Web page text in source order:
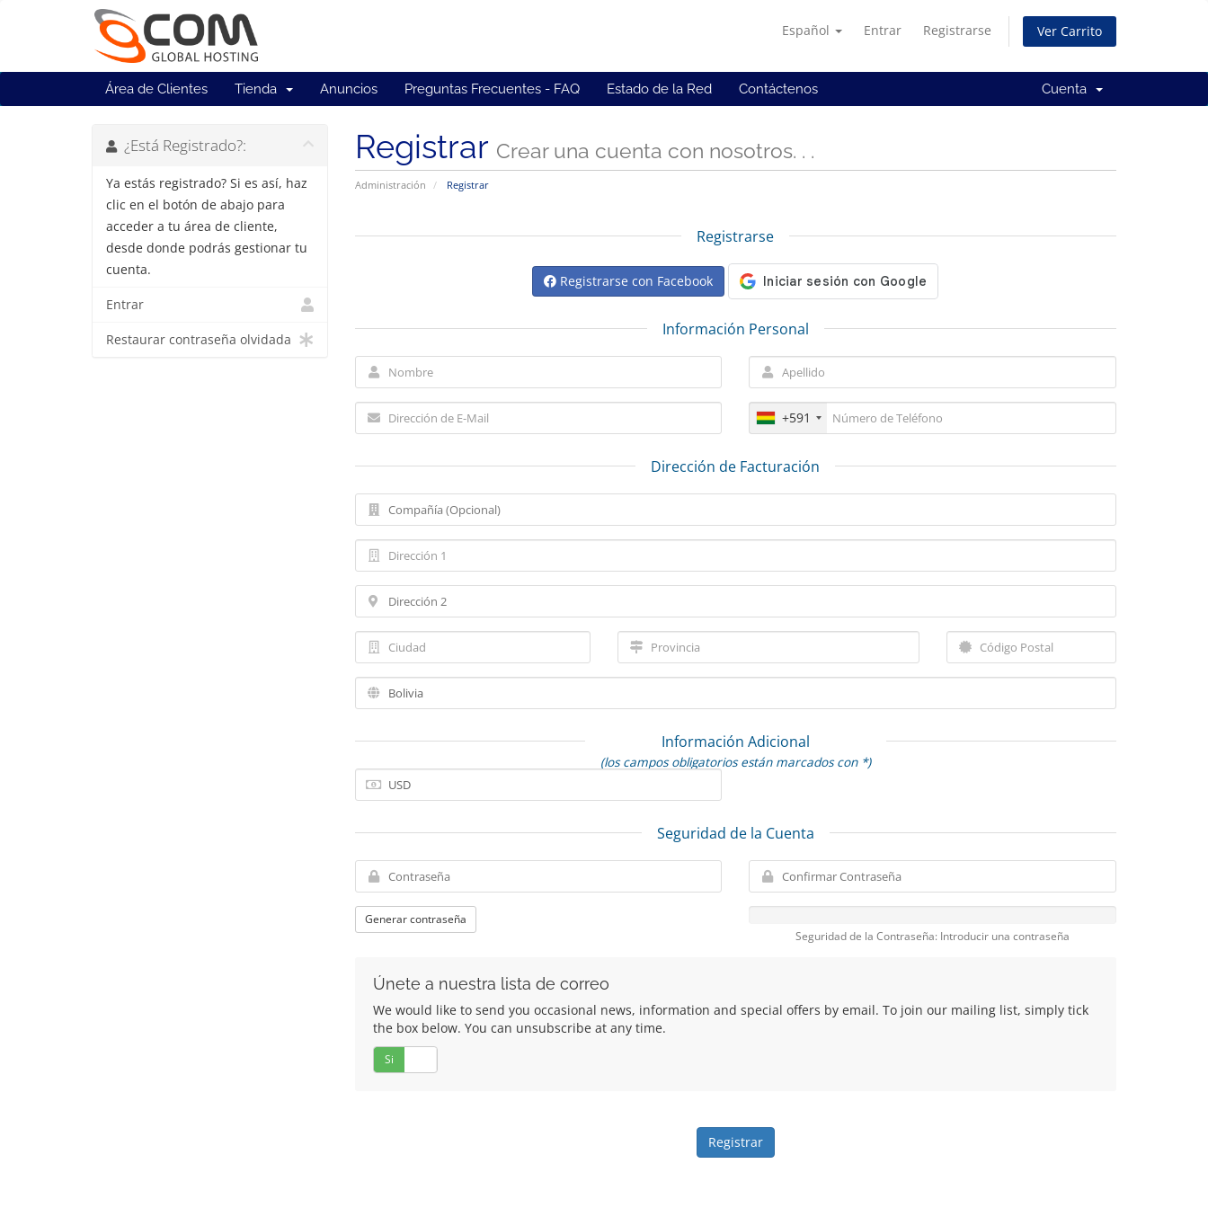
Español Entrar Registrarse Ver Carrito
Área de Clientes Tienda Anuncios Preguntas Frecuentes - FAQ Estado de la Red Contáctenos Cuenta
Registrar Crear una cuenta con nosotros. . .
Administración Registrar
¿Está Registrado?:
Ya estás registrado? Si es así, haz
clic en el botón de abajo para
acceder a tu área de cliente,
desde donde podrás gestionar tu
cuenta.
Entrar
Restaurar contraseña olvidada
Registrarse
Registrarse con Facebook
Información Personal
+591
Dirección de Facturación
Información Adicional
(los campos obligatorios están marcados con *)
Seguridad de la Cuenta
Generar contraseña
Seguridad de la Contraseña: Introducir una contraseña
Únete a nuestra lista de correo
We would like to send you occasional news, information and special offers by email. To join our mailing list, simply tick
the box below. You can unsubscribe at any time.
Si